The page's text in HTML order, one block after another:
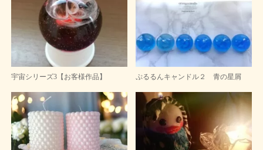
宇宙シリーズ3【お客様作品】 ぷるるんキャンドル２ 青の星屑